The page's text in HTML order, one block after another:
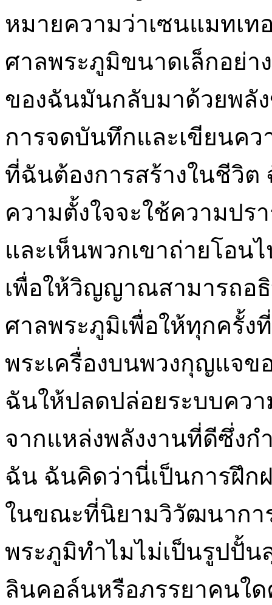
หมายความว่าเซนแมทเท
ศาลพระภูมิขนาดเล็กอย่า
ของฉันมันกลับมาด้วยพลั
การจดบันทึกและเขียนคว
ที่ฉันต้องการสร้างในชีวิต
ความตั้งใจจะใช้ความปร
และเห็นพวกเขาถ่ายโอน
เพื่อให้วิญญาณสามารถอ
ศาลพระภูมิเพื่อให้ทุกครั้
พระเครื่องบนพวงกุญแจ
ฉันให้ปลดปล่อยระบบคว
จากแหล่งพลังงานที่ดีซึ่ง
ฉัน ฉันคิดว่านี่เป็นการฝึก
ในขณะที่นิยามวิวัฒนาก
พระภูมิทำไมไม่เป็นรูปปั้
ลินคอล์นหรือภรรยาคนใ